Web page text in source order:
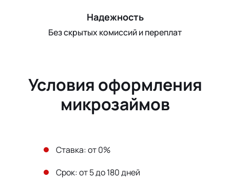
Надежность
Без скрытых комиссий и переплат
Условия оформления
микрозаймов
Ставка: от 0%
Срок: от 5 до 180 дней